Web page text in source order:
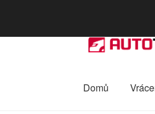
Přeskočit
na
Přejít
webu
Domů